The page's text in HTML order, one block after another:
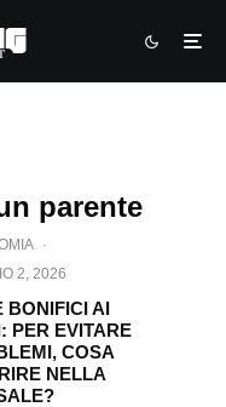
parente
·
2, 2026
BONIFICI AI
PER EVITARE
COSA
NELLA